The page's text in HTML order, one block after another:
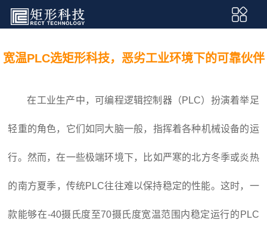
宽温PLC选矩形科技，恶劣工业环境下的可靠伙伴
在工业生产中，可编程逻辑控制器（PLC）扮演着举足
轻重的角色，它们如同大脑一般，指挥着各种机械设备的运
行。然而，在一些极端环境下，比如严寒的北方冬季或炎热
的南方夏季，传统PLC往往难以保持稳定的性能。这时，一
款能够在-40摄氏度至70摄氏度宽温范围内稳定运行的PLC